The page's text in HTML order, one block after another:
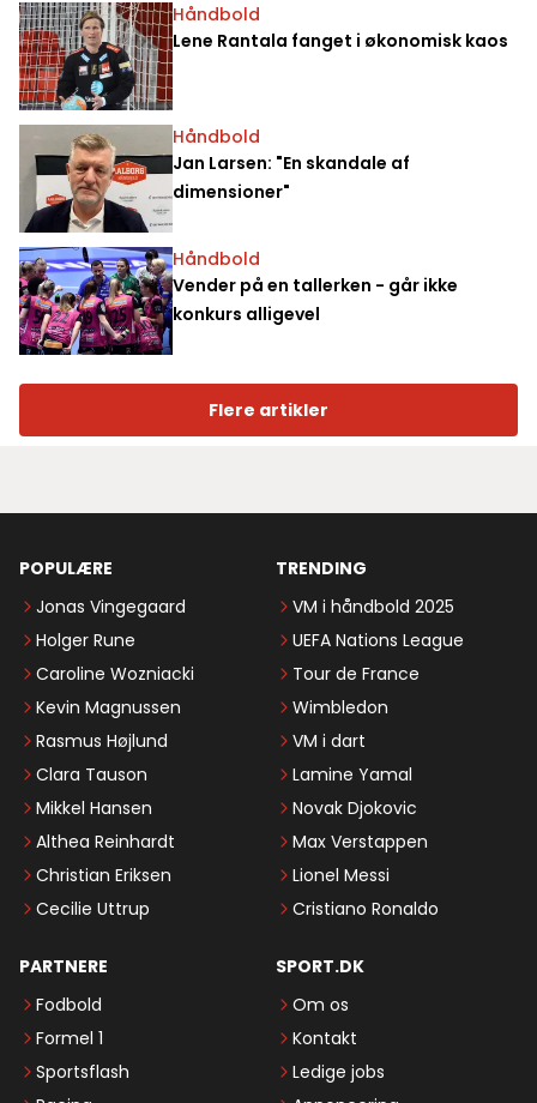
Håndbold
Lene Rantala fanget i økonomisk kaos
Håndbold
Jan Larsen: "En skandale af
dimensioner"
Håndbold
Vender på en tallerken - går ikke
konkurs alligevel
Flere artikler
POPULÆRE
Jonas Vingegaard
Holger Rune
Caroline Wozniacki
Kevin Magnussen
Rasmus Højlund
Clara Tauson
Mikkel Hansen
Althea Reinhardt
Christian Eriksen
Cecilie Uttrup
TRENDING
VM i håndbold 2025
UEFA Nations League
Tour de France
Wimbledon
VM i dart
Lamine Yamal
Novak Djokovic
Max Verstappen
Lionel Messi
Cristiano Ronaldo
PARTNERE
Fodbold
Formel 1
Sportsflash
SPORT.DK
Om os
Kontakt
Ledige jobs